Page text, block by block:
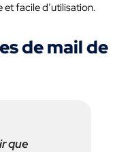
facile d’utilisation.
de mail de
que